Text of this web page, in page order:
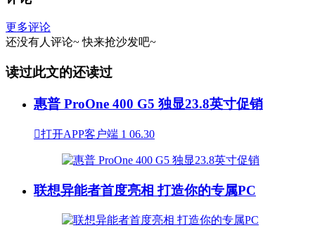
更多评论
还没有人评论~ 快来抢沙发吧~
读过此文的还读过
惠普 ProOne 400 G5 独显23.8英寸促销
打开APP客户端 1 06.30
联想异能者首度亮相 打造你的专属PC